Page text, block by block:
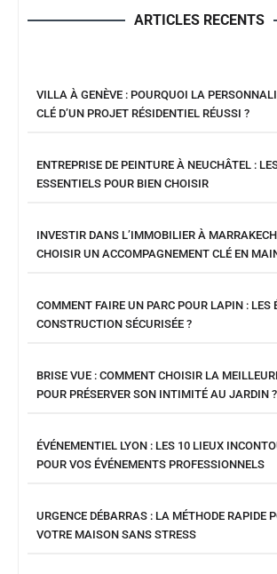
ARTICLES RECENTS
VILLA À GENÈVE : POURQUOI LA
CLÉ D’UN PROJET RÉSIDENTIEL RÉUSSI ?
ENTREPRISE DE PEINTURE À NEUCHÂTEL :
ESSENTIELS POUR BIEN CHOISIR
INVESTIR DANS L’IMMOBILIER À
CHOISIR UN ACCOMPAGNEMENT CLÉ EN
COMMENT FAIRE UN PARC POUR LAPIN : LES
CONSTRUCTION SÉCURISÉE ?
BRISE VUE : COMMENT CHOISIR LA
POUR PRÉSERVER SON INTIMITÉ AU JARDIN ?
ÉVÉNEMENTIEL LYON : LES 10 LIEUX
POUR VOS ÉVÉNEMENTS PROFESSIONNELS
URGENCE DÉBARRAS : LA MÉTHODE RAPIDE
VOTRE MAISON SANS STRESS